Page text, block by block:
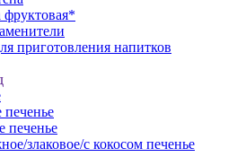
фруктовая*
приготовления напитков
печенье
печенье
злаковое/с кокосом печенье